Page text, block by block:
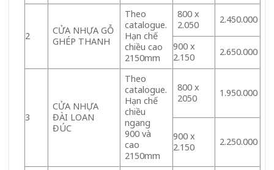
2
CỬA NHỰA GỖ
GHÉP THANH
Theo
catalogue.
Hạn chế
chiều cao
2150mm
800 x
2.050
2.450.000
900 x
2.150
2.650.000
3
CỬA NHỰA
ĐÀI LOAN
ĐÚC
Theo
catalogue.
Hạn chế
chiều
ngang
900 và
cao
2150mm
800 x
2050
1.950.000
900 x
2.150
2.250.000